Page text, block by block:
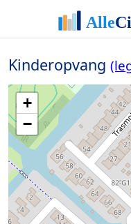
Kinderopvang
+
−